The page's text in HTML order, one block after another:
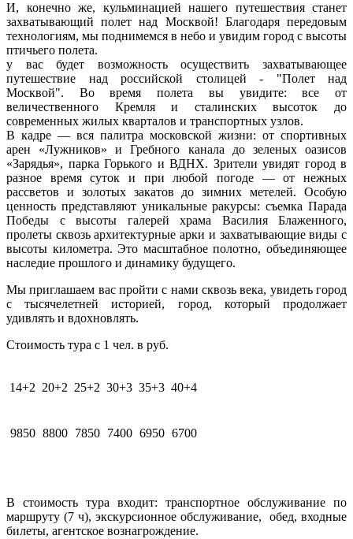
И, конечно же, кульминацией нашего путешествия станет
захватывающий полет над Москвой! Благодаря передовым
технологиям, мы поднимемся в небо и увидим город с высоты
птичьего полета.
у вас будет возможность осуществить захватывающее
путешествие над российской столицей - "Полет над
Москвой". Во время полета вы увидите: все от
величественного Кремля и сталинских высоток до
современных жилых кварталов и транспортных узлов.
В кадре — вся палитра московской жизни: от спортивных
арен «Лужников» и Гребного канала до зеленых оазисов
«Зарядья», парка Горького и ВДНХ. Зрители увидят город в
разное время суток и при любой погоде — от нежных
рассветов и золотых закатов до зимних метелей. Особую
ценность представляют уникальные ракурсы: съемка Парада
Победы с высоты галерей храма Василия Блаженного,
пролеты сквозь архитектурные арки и захватывающие виды с
высоты километра. Это масштабное полотно, объединяющее
наследие прошлого и динамику будущего.
Мы приглашаем вас пройти с нами сквозь века, увидеть город
с тысячелетней историей, город, который продолжает
удивлять и вдохновлять.
Стоимость тура с 1 чел. в руб.
14+2 20+2 25+2 30+3 35+3 40+4
9850 8800 7850 7400 6950 6700
В стоимость тура входит: транспортное обслуживание по
маршруту (7 ч), экскурсионное обслуживание, обед, входные
билеты, агентское вознагрождение.